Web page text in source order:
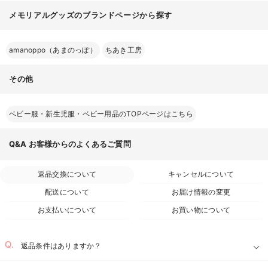
メモリアルグッズのブランドページから探す
amanoppo（あまのっぽ） ちあき工房
その他
ベビー服・新生児服・ベビー用品のTOPページはこちら
Q&A お客様からのよくあるご質問
返品交換について
キャンセルについて
配送について
お届け情報の変更
お支払いについて
お買い物について
返品条件はありますか？